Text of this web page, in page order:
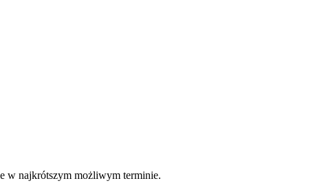
w najkrótszym możliwym terminie.